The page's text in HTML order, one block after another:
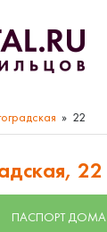
22
22
ПАСПОРТ ДОМА